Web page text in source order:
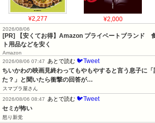
¥2,277 ¥2,000
2026/08/06
[PR] 【安くてお得】Amazon プライベートブランド
ト用品などを安く
Amazon
2026/08/06 07:47
あとで読む 🐦Tweet
ちいかわの映画見終わってもやもやすると言う息子に
た？」と聞いたら衝撃の回答が…
スマブラ屋さん
2026/08/06 08:47
あとで読む 🐦Tweet
セミが怖い
怒り新党